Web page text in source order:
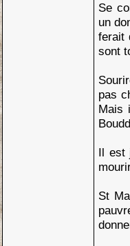
Se
un
ferait
sont
pas
Mais
Il est
St